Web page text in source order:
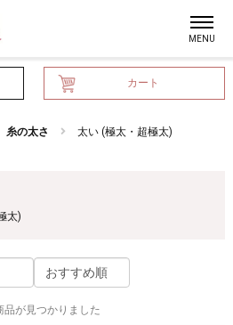
カート
糸の太さ 太い (極太・超極太)
太)
品が見つかりました